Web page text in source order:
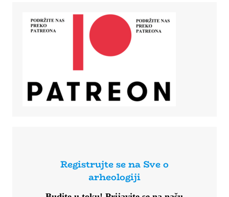
Registrujte se na Sve o
arheologiji